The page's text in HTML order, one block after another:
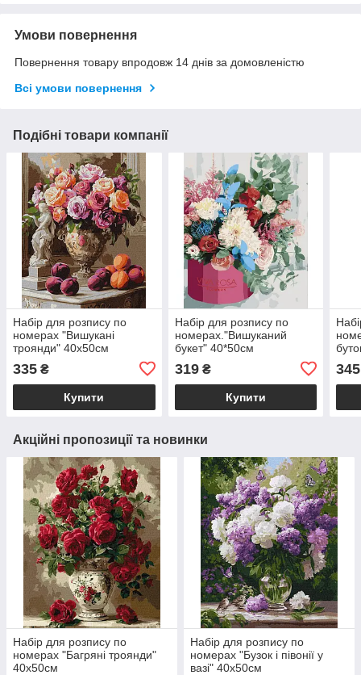
Умови повернення
Повернення товару впродовж 14 днів за домовленістю
Всі умови повернення
Подібні товари компанії
Набір для розпису по
номерах "Вишукані
троянди" 40х50см
335 ₴
Купити
Набір для розпису по
номерах."Вишуканий
букет" 40*50см
319₴
Купити
345
Акційні пропозиції та новинки
Набір для розпису по
номерах "Багряні троянди"
40х50см
Набір для розпису по
номерах "Бузок і півонії у
вазі" 40х50см